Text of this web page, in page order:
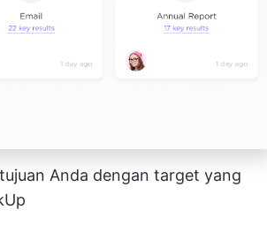
Anda dengan target yang